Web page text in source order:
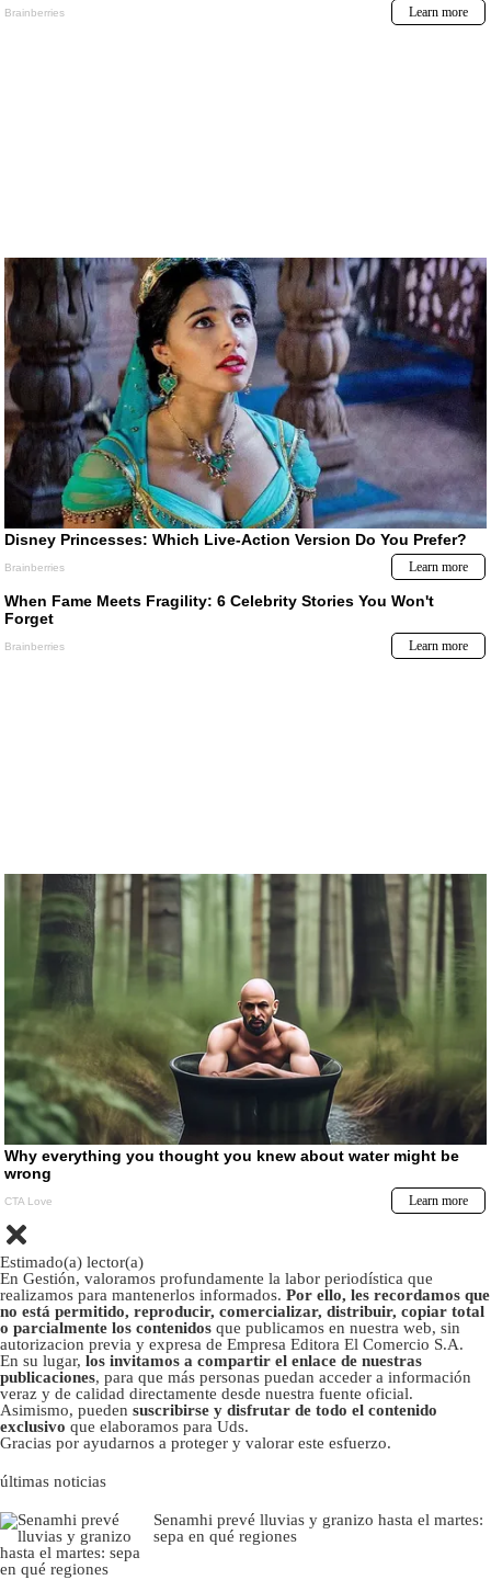
Estimado(a) lector(a)
En Gestión, valoramos profundamente la labor periodística que
realizamos para mantenerlos informados. Por ello, les recordamos que
no está permitido, reproducir, comercializar, distribuir, copiar total
o parcialmente los contenidos que publicamos en nuestra web, sin
autorizacion previa y expresa de Empresa Editora El Comercio S.A.
En su lugar, los invitamos a compartir el enlace de nuestras
publicaciones, para que más personas puedan acceder a información
veraz y de calidad directamente desde nuestra fuente oficial.
Asimismo, pueden suscribirse y disfrutar de todo el contenido
exclusivo que elaboramos para Uds.
Gracias por ayudarnos a proteger y valorar este esfuerzo.
últimas noticias
Senamhi prevé lluvias y granizo hasta el martes:
sepa en qué regiones